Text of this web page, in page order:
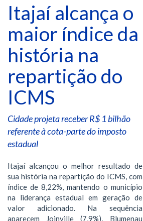
Itajaí alcança o
maior índice da
história na
repartição do
ICMS
Cidade projeta receber R$ 1 bilhão
referente à cota-parte do imposto
estadual
Itajaí alcançou o melhor resultado de
sua história na repartição do ICMS, com
índice de 8,22%, mantendo o município
na liderança estadual em geração de
valor adicionado. Na sequência
aparecem Joinville (7,9%), Blumenau